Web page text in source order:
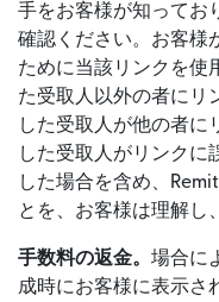
手をお客様が知ってお
確認ください。お客様
ために当該リンクを使
た受取人以外の者にリ
した受取人が他の者に
した受取人がリンクに
した場合を含め、
とを、お客様は理解し
手数料の返金。 場合に
成時にお客様に表示さ